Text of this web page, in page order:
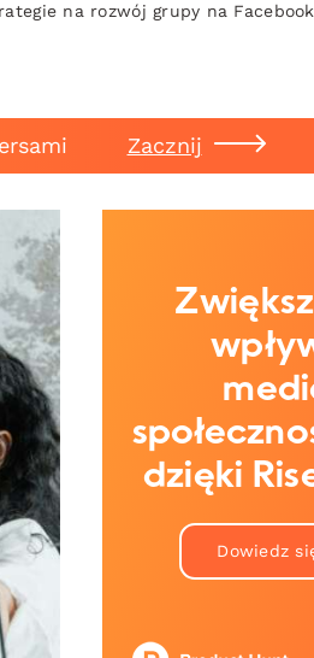
na rozwój grupy na
Zacznij
dzięki
Dowiedz